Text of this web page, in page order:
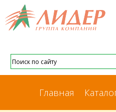
Главная